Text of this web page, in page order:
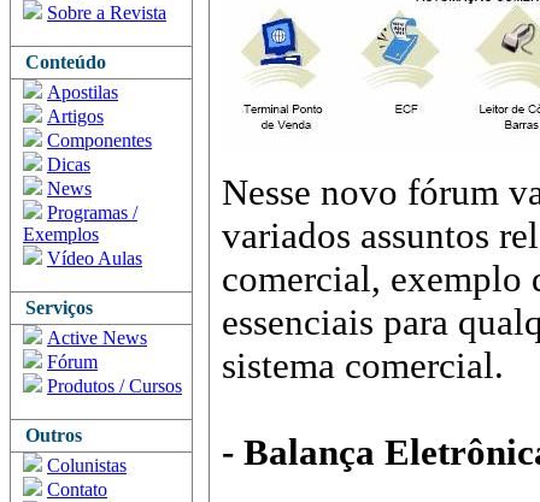
Sobre a Revista
Conteúdo
Apostilas
Artigos
Componentes
Dicas
News
Programas /
Exemplos
Vídeo Aulas
Serviços
Active News
Fórum
Produtos / Cursos
Outros
Colunistas
Contato
Nesse novo fórum
variados assuntos
comercial, exemplo
essenciais para
sistema comercial.
- Balança